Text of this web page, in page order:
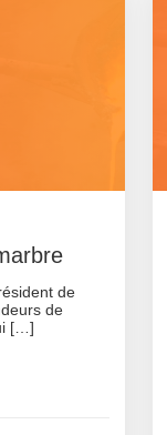
de
de
[…]